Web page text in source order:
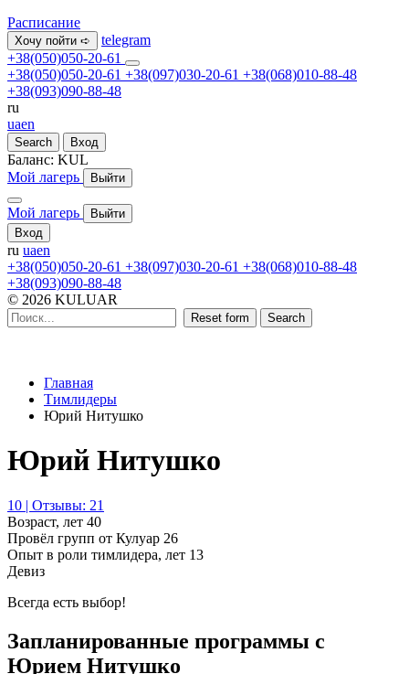
Расписание
Хочу пойти ➪
telegram
+38(050)050-20-61
+38(050)050-20-61 +38(097)030-20-61 +38(068)010-88-48
+38(093)090-88-48
ru
uaen
Search Вход
Баланс: KUL
Мой лагерь
Выйти
Мой лагерь
Выйти
Вход
ru uaen
+38(050)050-20-61 +38(097)030-20-61 +38(068)010-88-48
+38(093)090-88-48
© 2026 KULUAR
Reset form Search
Главная
Тимлидеры
Юрий Нитушко
Юрий Нитушко
10 | Отзывы: 21
Возраст, лет 40
Провёл групп от Кулуар 26
Опыт в роли тимлидера, лет 13
Девиз
Всегда есть выбор!
Запланированные программы с
Юрием Нитушко